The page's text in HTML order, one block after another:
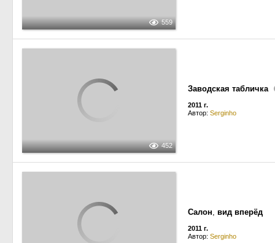
559
452
Заводская табличка
2011 г.
Автор: Serginho
Салон, вид вперёд
2011 г.
Автор: Serginho